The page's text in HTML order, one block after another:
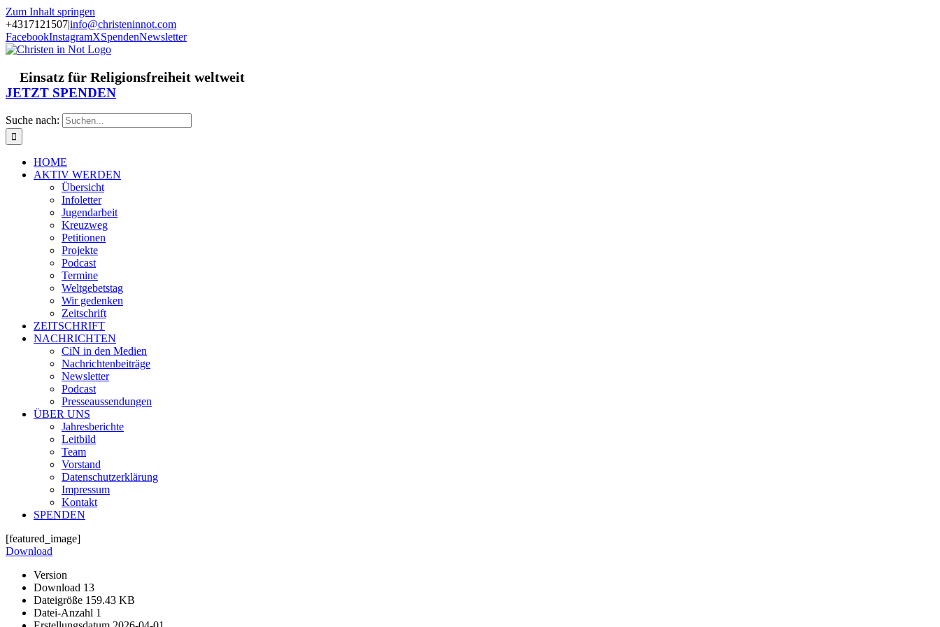
Zum Inhalt springen
+4317121507|info@christeninnot.com
FacebookInstagramXSpendenNewsletter
Einsatz für Religionsfreiheit weltweit
JETZT SPENDEN
Suche nach:
HOME
AKTIV WERDEN
Übersicht
Infoletter
Jugendarbeit
Kreuzweg
Petitionen
Projekte
Podcast
Termine
Weltgebetstag
Wir gedenken
Zeitschrift
ZEITSCHRIFT
NACHRICHTEN
CiN in den Medien
Nachrichtenbeiträge
Newsletter
Podcast
Presseaussendungen
ÜBER UNS
Jahresberichte
Leitbild
Team
Vorstand
Datenschutzerklärung
Impressum
Kontakt
SPENDEN
[featured_image]
Download
Version
Download 13
Dateigröße 159.43 KB
Datei-Anzahl 1